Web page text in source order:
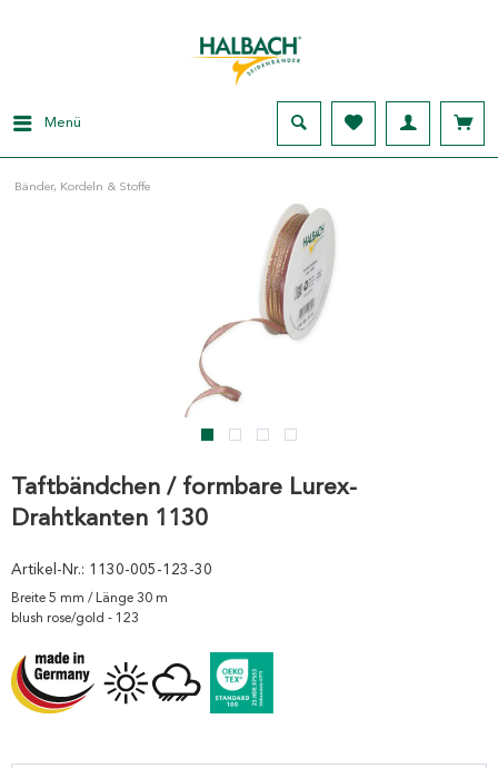
Menü
Bänder, Kordeln & Stoffe
Taftbändchen / formbare Lurex-
Drahtkanten 1130
Artikel-Nr.: 1130-005-123-30
Breite 5 mm / Länge 30 m
blush rose/gold - 123